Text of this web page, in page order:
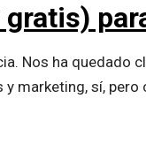
Nos ha quedado
marketing, sí,